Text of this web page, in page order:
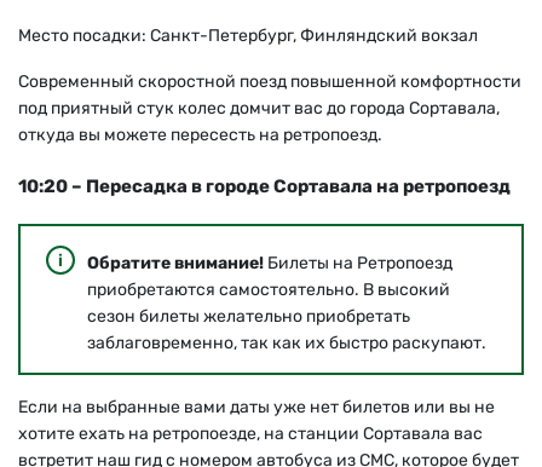
Место посадки: Санкт-Петербург, Финляндский вокзал
Современный скоростной поезд повышенной комфортности
под приятный стук колес домчит вас до города Сортавала,
откуда вы можете пересесть на ретропоезд.
10:20 – Пересадка в городе Сортавала на ретропоезд
Обратите внимание! Билеты на Ретропоезд
приобретаются самостоятельно. В высокий
сезон билеты желательно приобретать
заблаговременно, так как их быстро раскупают.
Если на выбранные вами даты уже нет билетов или вы не
хотите ехать на ретропоезде, на станции Сортавала вас
встретит наш гид с номером автобуса из СМС, которое будет